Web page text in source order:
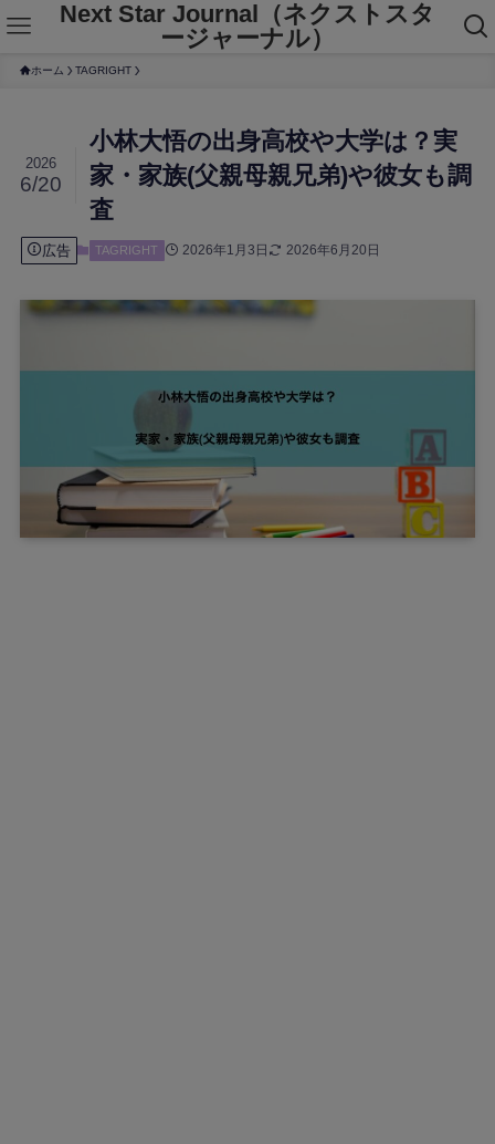
Next Star Journal（ネクストスタ
ージャーナル）
ホーム TAGRIGHT
小林大悟の出身高校や大学は？実
家・家族(父親母親兄弟)や彼女も調
査
2026
6/20
広告 TAGRIGHT 2026年1月3日 2026年6月20日